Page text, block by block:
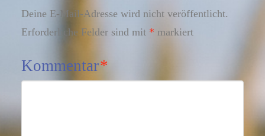
Deine E-Mail-Adresse wird nicht veröffentlicht.
Erforderliche Felder sind mit * markiert
Kommentar*